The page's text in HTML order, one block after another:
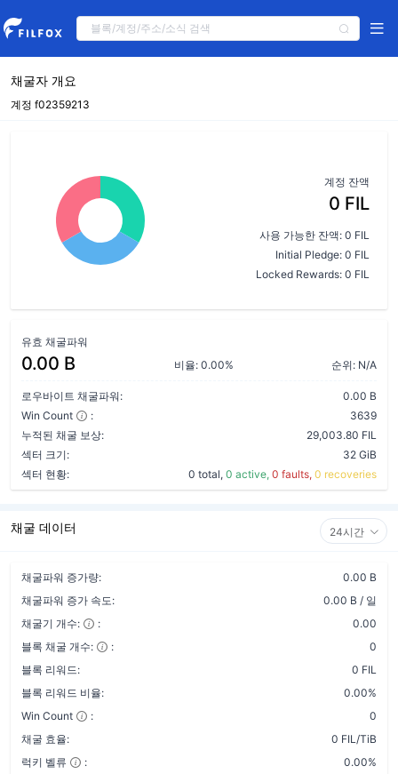
채굴자 개요
계정 f02359213
계정 잔액
0 FIL
사용 가능한 잔액: 0 FIL
Initial Pledge: 0 FIL
Locked Rewards: 0 FIL
유효 채굴파워
0.00 B 비율: 0.00% 순위: N/A
로우바이트 채굴파워:
0.00 B
Win Count
:
3639
누적된 채굴 보상:
29,003.80 FIL
섹터 크기:
32 GiB
섹터 현황:
0 total, 0 active, 0 faults, 0 recoveries
채굴 데이터 24시간
채굴파워 증가량:
0.00 B
채굴파워 증가 속도:
0.00 B / 일
채굴기 개수:
:
0.00
블록 채굴 개수:
:
0
블록 리워드:
0 FIL
블록 리워드 비율:
0.00%
Win Count
:
0
채굴 효율:
0 FIL/TiB
럭키 벨류
: 0.00%